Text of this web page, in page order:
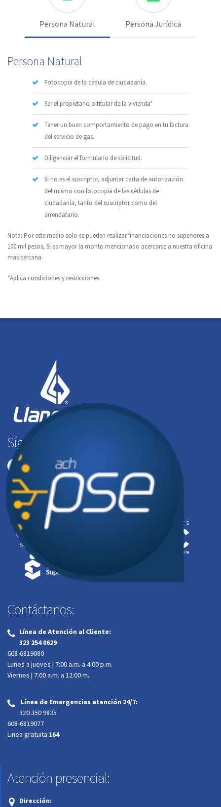
Persona Natural Persona Jurídica
Persona Natural
Fotocopia de la cédula de ciudadanía.
Ser el propietario o titular de la vivienda*
Tener un buen comportamiento de pago en tu factura
del servicio de gas.
Diligenciar el formulario de solicitud.
Si no es el suscriptor, adjuntar carta de autorización
del mismo con fotocopia de las cédulas de
ciudadanía, tanto del suscriptor como del
arrendatario.
Nota: Por este medio solo se pueden realizar financiaciones no superiores a
100 mil pesos, Si es mayor la monto mencionado acercarse a nuestra oficina
mas cercana.
*Aplica condiciones y restricciones.
Síguenos en:
Contáctanos:
Línea de Atención al Cliente:
323 254 0629
608-6819080
Lunes a jueves | 7:00 a.m. a 4:00 p.m.
Viernes | 7:00 a.m. a 12:00 m.
Línea de Emergencias atención 24/7:
320 350 9835
608-6819077
Linea gratuita 164
Atención presencial:
Dirección: